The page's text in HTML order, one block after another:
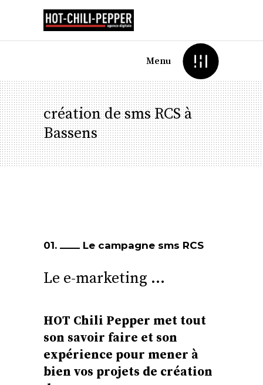
Menu
création de sms RCS à
Bassens
01. Le campagne sms RCS
Le e-marketing …
HOT Chili Pepper met tout
son savoir faire et son
expérience pour mener à
bien vos projets de création